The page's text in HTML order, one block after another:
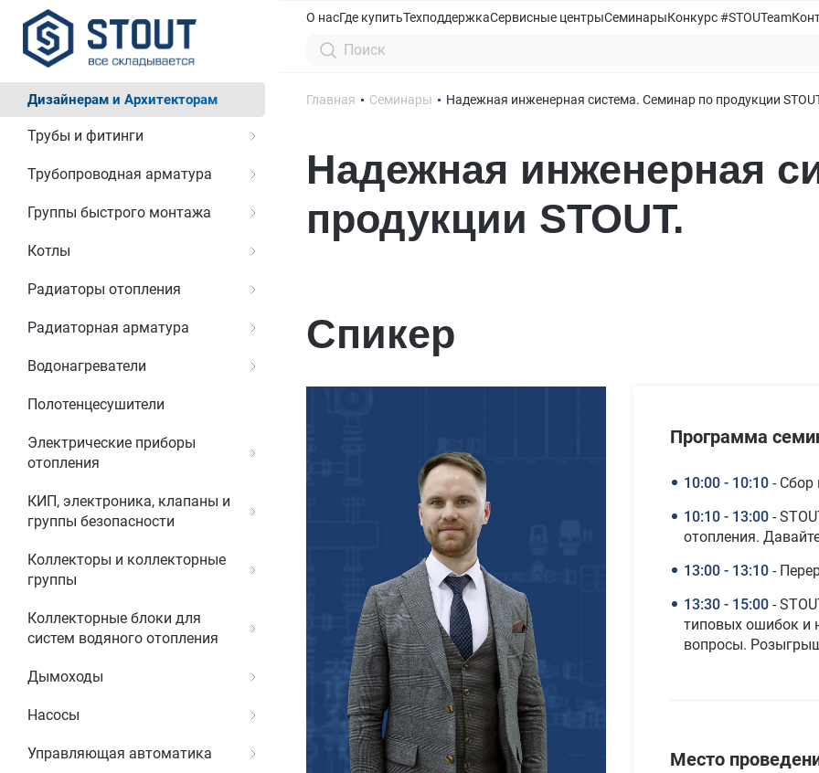
Дизайнерам и Архитекторам
Трубы и фитинги
Трубопроводная арматура
Группы быстрого монтажа
Котлы
Радиаторы отопления
Радиаторная арматура
Водонагреватели
Полотенцесушители
Электрические приборы
отопления
КИП, электроника, клапаны и
группы безопасности
Коллекторы и коллекторные
группы
Коллекторные блоки для
систем водяного отопления
Дымоходы
Насосы
Управляющая автоматика
О насГде купитьТехподдержкаСервисные центрыСеминарыКонкурс #STOUTeam
Главная Семинары Надежная инженерная система. Семинар по продукции
Надежная инженерная
продукции STOUT.
Спикер
Программа
10:00 - 10:10 - Сбор
10:10 - 13:00 -
отопления.
13:00 - 13:10 -
13:30 - 15:00 -
типовых ошибок и
вопросы.
Место